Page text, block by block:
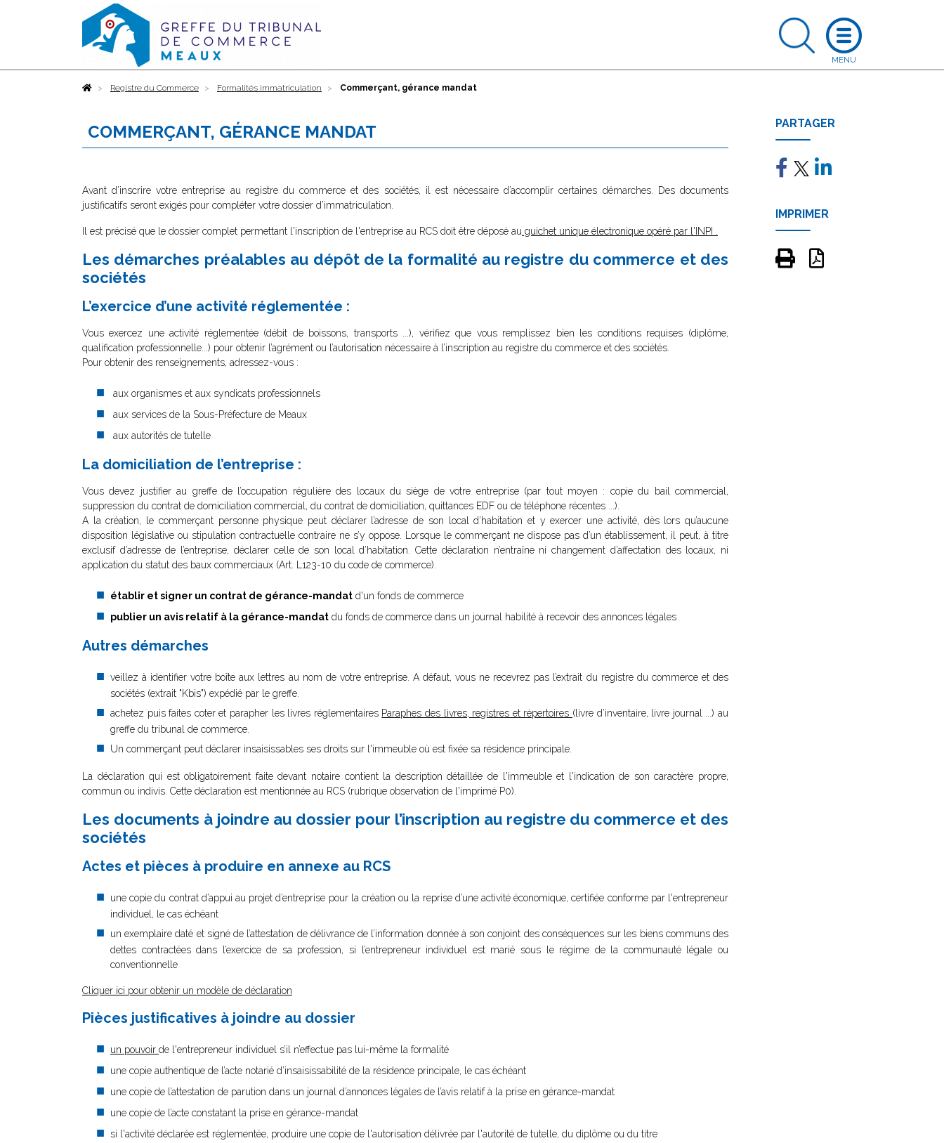
AccueilRegistre du Commerce Formalités immatriculation Commerçant, gérance mandat
COMMERÇANT, GÉRANCE MANDAT
Avant d’inscrire votre entreprise au registre du commerce et des sociétés, il est nécessaire d’accomplir certaines démarches. Des documents
justificatifs seront exigés pour compléter votre dossier d’immatriculation.
Il est précisé que le dossier complet permettant l'inscription de l'entreprise au RCS doit être déposé au guichet unique électronique opéré par l'INPI
Les démarches préalables au dépôt de la formalité au registre du commerce et des
sociétés
L’exercice d’une activité réglementée :
Vous exercez une activité réglementée (débit de boissons, transports ...), vérifiez que vous remplissez bien les conditions requises (diplôme,
qualification professionnelle...) pour obtenir l’agrément ou l’autorisation nécessaire à l’inscription au registre du commerce et des sociétés.
Pour obtenir des renseignements, adressez-vous :
aux organismes et aux syndicats professionnels
aux services de la Sous-Préfecture de Meaux
aux autorités de tutelle
La domiciliation de l’entreprise :
Vous devez justifier au greffe de l’occupation régulière des locaux du siège de votre entreprise (par tout moyen : copie du bail commercial,
suppression du contrat de domiciliation commercial, du contrat de domiciliation, quittances EDF ou de téléphone récentes ...).
A la création, le commerçant personne physique peut déclarer l’adresse de son local d’habitation et y exercer une activité, dès lors qu’aucune
disposition législative ou stipulation contractuelle contraire ne s’y oppose. Lorsque le commerçant ne dispose pas d’un établissement, il peut, à titre
exclusif d’adresse de l’entreprise, déclarer celle de son local d’habitation. Cette déclaration n’entraîne ni changement d’affectation des locaux, ni
application du statut des baux commerciaux (Art. L123-10 du code de commerce).
établir et signer un contrat de gérance-mandat d'un fonds de commerce
publier un avis relatif à la gérance-mandat du fonds de commerce dans un journal habilité à recevoir des annonces légales
Autres démarches
veillez à identifier votre boîte aux lettres au nom de votre entreprise. A défaut, vous ne recevrez pas l’extrait du registre du commerce et des
sociétés (extrait "Kbis") expédié par le greffe.
achetez puis faites coter et parapher les livres réglementaires Paraphes des livres, registres et répertoires (livre d’inventaire, livre journal ...) au
greffe du tribunal de commerce.
Un commerçant peut déclarer insaisissables ses droits sur l'immeuble où est fixée sa résidence principale.
La déclaration qui est obligatoirement faite devant notaire contient la description détaillée de l'immeuble et l'indication de son caractère propre,
commun ou indivis. Cette déclaration est mentionnée au RCS (rubrique observation de l'imprimé P0).
Les documents à joindre au dossier pour l’inscription au registre du commerce et des
sociétés
Actes et pièces à produire en annexe au RCS
une copie du contrat d’appui au projet d’entreprise pour la création ou la reprise d’une activité économique, certifiée conforme par l'entrepreneur
individuel, le cas échéant
un exemplaire daté et signé de l’attestation de délivrance de l’information donnée à son conjoint des conséquences sur les biens communs des
dettes contractées dans l’exercice de sa profession, si l’entrepreneur individuel est marié sous le régime de la communauté légale ou
conventionnelle
Cliquer ici pour obtenir un modèle de déclaration
Pièces justificatives à joindre au dossier
un pouvoir de l'entrepreneur individuel s’il n’effectue pas lui-même la formalité
une copie authentique de l’acte notarié d’insaisissabilité de la résidence principale, le cas échéant
une copie de l’attestation de parution dans un journal d’annonces légales de l’avis relatif à la prise en gérance-mandat
une copie de l’acte constatant la prise en gérance-mandat
si l'activité déclarée est réglementée, produire une copie de l'autorisation délivrée par l'autorité de tutelle, du diplôme ou du titre
PARTAGER
IMPRIMER